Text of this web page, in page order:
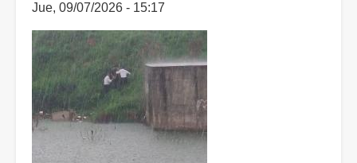
de
una
empresa
Jue, 09/07/2026 - 15:17